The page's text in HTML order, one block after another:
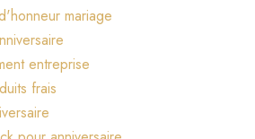
mariage
entreprise
frais